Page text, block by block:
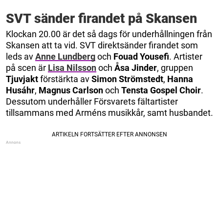
SVT sänder firandet på Skansen
Klockan 20.00 är det så dags för underhållningen från
Skansen att ta vid. SVT direktsänder firandet som
leds avAnne Lundbergoch Fouad Yousefi. Artister
på scen är Lisa Nilssonoch Åsa Jinder, gruppen
Tjuvjaktförstärkta avSimon Strömstedt, Hanna
Husáhr, Magnus Carlsonoch Tensta Gospel Choir.
Dessutom underhåller Försvarets fältartister
tillsammans med Arméns musikkår, samt husbandet.